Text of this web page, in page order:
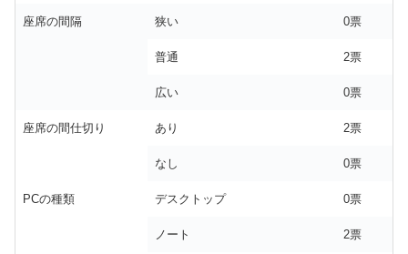
座席の間隔 狭い 0票
普通 2票
広い 0票
座席の間仕切り あり 2票
なし 0票
PCの種類 デスクトップ 0票
ノート 2票